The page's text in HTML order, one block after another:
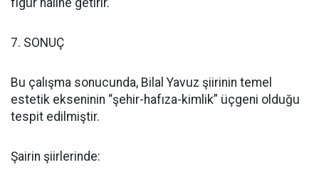
figür haline getirir.
7. SONUÇ
Bu çalışma sonucunda, Bilal Yavuz şiirinin temel
estetik ekseninin “şehir-hafıza-kimlik” üçgeni olduğu
tespit edilmiştir.
Şairin şiirlerinde: